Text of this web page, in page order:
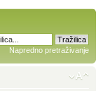
Napredno pretraživanje